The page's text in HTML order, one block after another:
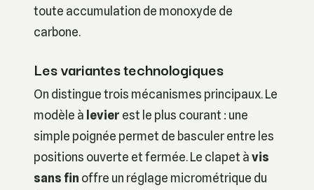
toute accumulation de monoxyde de
carbone.
Les variantes technologiques
On distingue trois mécanismes principaux. Le
modèle à levier est le plus courant : une
simple poignée permet de basculer entre les
positions ouverte et fermée. Le clapet àvis
sans fin offre un réglage micrométrique du